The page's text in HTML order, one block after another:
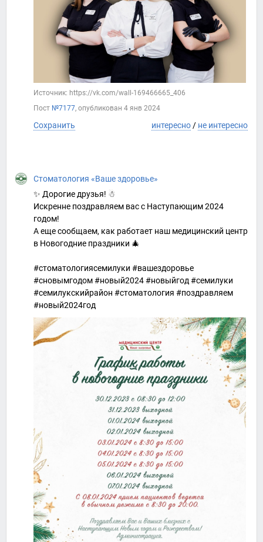
Источник: https://vk.com/wall-169466665_406
Пост №7177, опубликован 4 янв 2024
Сохранить интересно/ не интересно
Стоматология «Ваше здоровье»
✨ Дорогие друзья! ☃
Искренне поздравляем вас с Наступающим 2024
годом!
А еще сообщаем, как работает наш медицинский центр
в Новогодние праздники 🎄
#стоматологиясемилуки #вашездоровье
#сновымгодом #новый2024 #новыйгод #семилуки
#семилукскийрайон #стоматология #поздравляем
#новый2024год